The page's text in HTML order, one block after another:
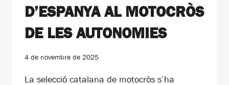
D’ESPANYA AL MOTOCRÒS
DE LES AUTONOMIES
4 de novembre de 2025
La selecció catalana de motocròs s’ha